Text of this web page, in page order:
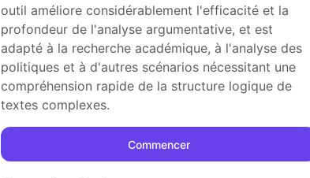
outil améliore considérablement l'efficacité et la
profondeur de l'analyse argumentative, et est
adapté à la recherche académique, à l'analyse des
politiques et à d'autres scénarios nécessitant une
compréhension rapide de la structure logique de
textes complexes.
Commencer